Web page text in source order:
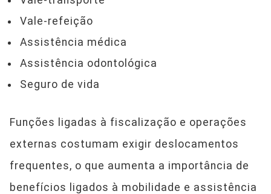
Vale-refeição
Assistência médica
Assistência odontológica
Seguro de vida
Funções ligadas à fiscalização e operações
externas costumam exigir deslocamentos
frequentes, o que aumenta a importância de
benefícios ligados à mobilidade e assistência